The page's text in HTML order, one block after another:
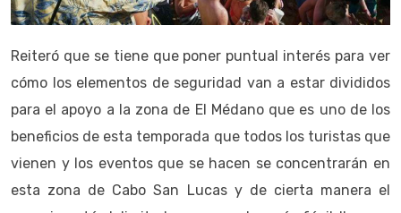
Reiteró que se tiene que poner puntual interés para ver
cómo los elementos de seguridad van a estar divididos
para el apoyo a la zona de El Médano que es uno de los
beneficios de esta temporada que todos los turistas que
vienen y los eventos que se hacen se concentrarán en
esta zona de Cabo San Lucas y de cierta manera el